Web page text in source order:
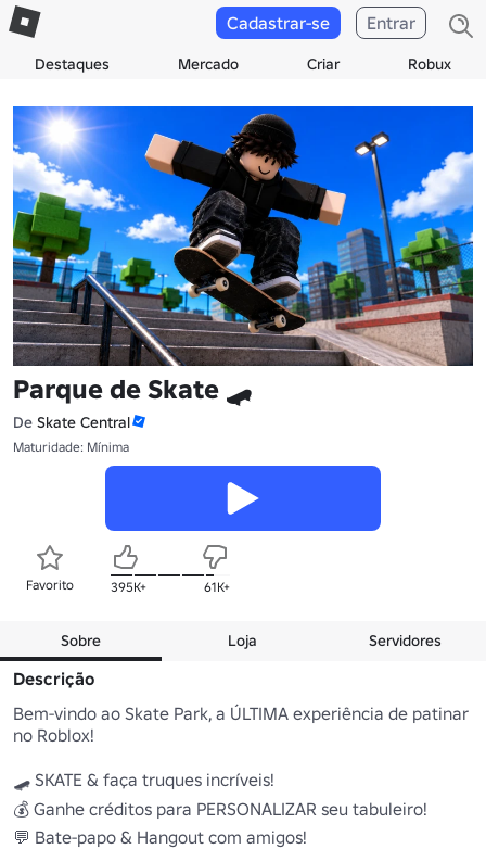
Destaques Mercado Criar Robux
Cadastrar-se Entrar
Parque de Skate 🛹
De Skate Central
Maturidade: Mínima
Favorito 395K+ 61K+
Sobre Loja Servidores
Descrição
Bem-vindo ao Skate Park, a ÚLTIMA experiência de patinar
no Roblox!
🛹 SKATE & faça truques incríveis!
💰 Ganhe créditos para PERSONALIZAR seu tabuleiro!
💬 Bate-papo & Hangout com amigos!